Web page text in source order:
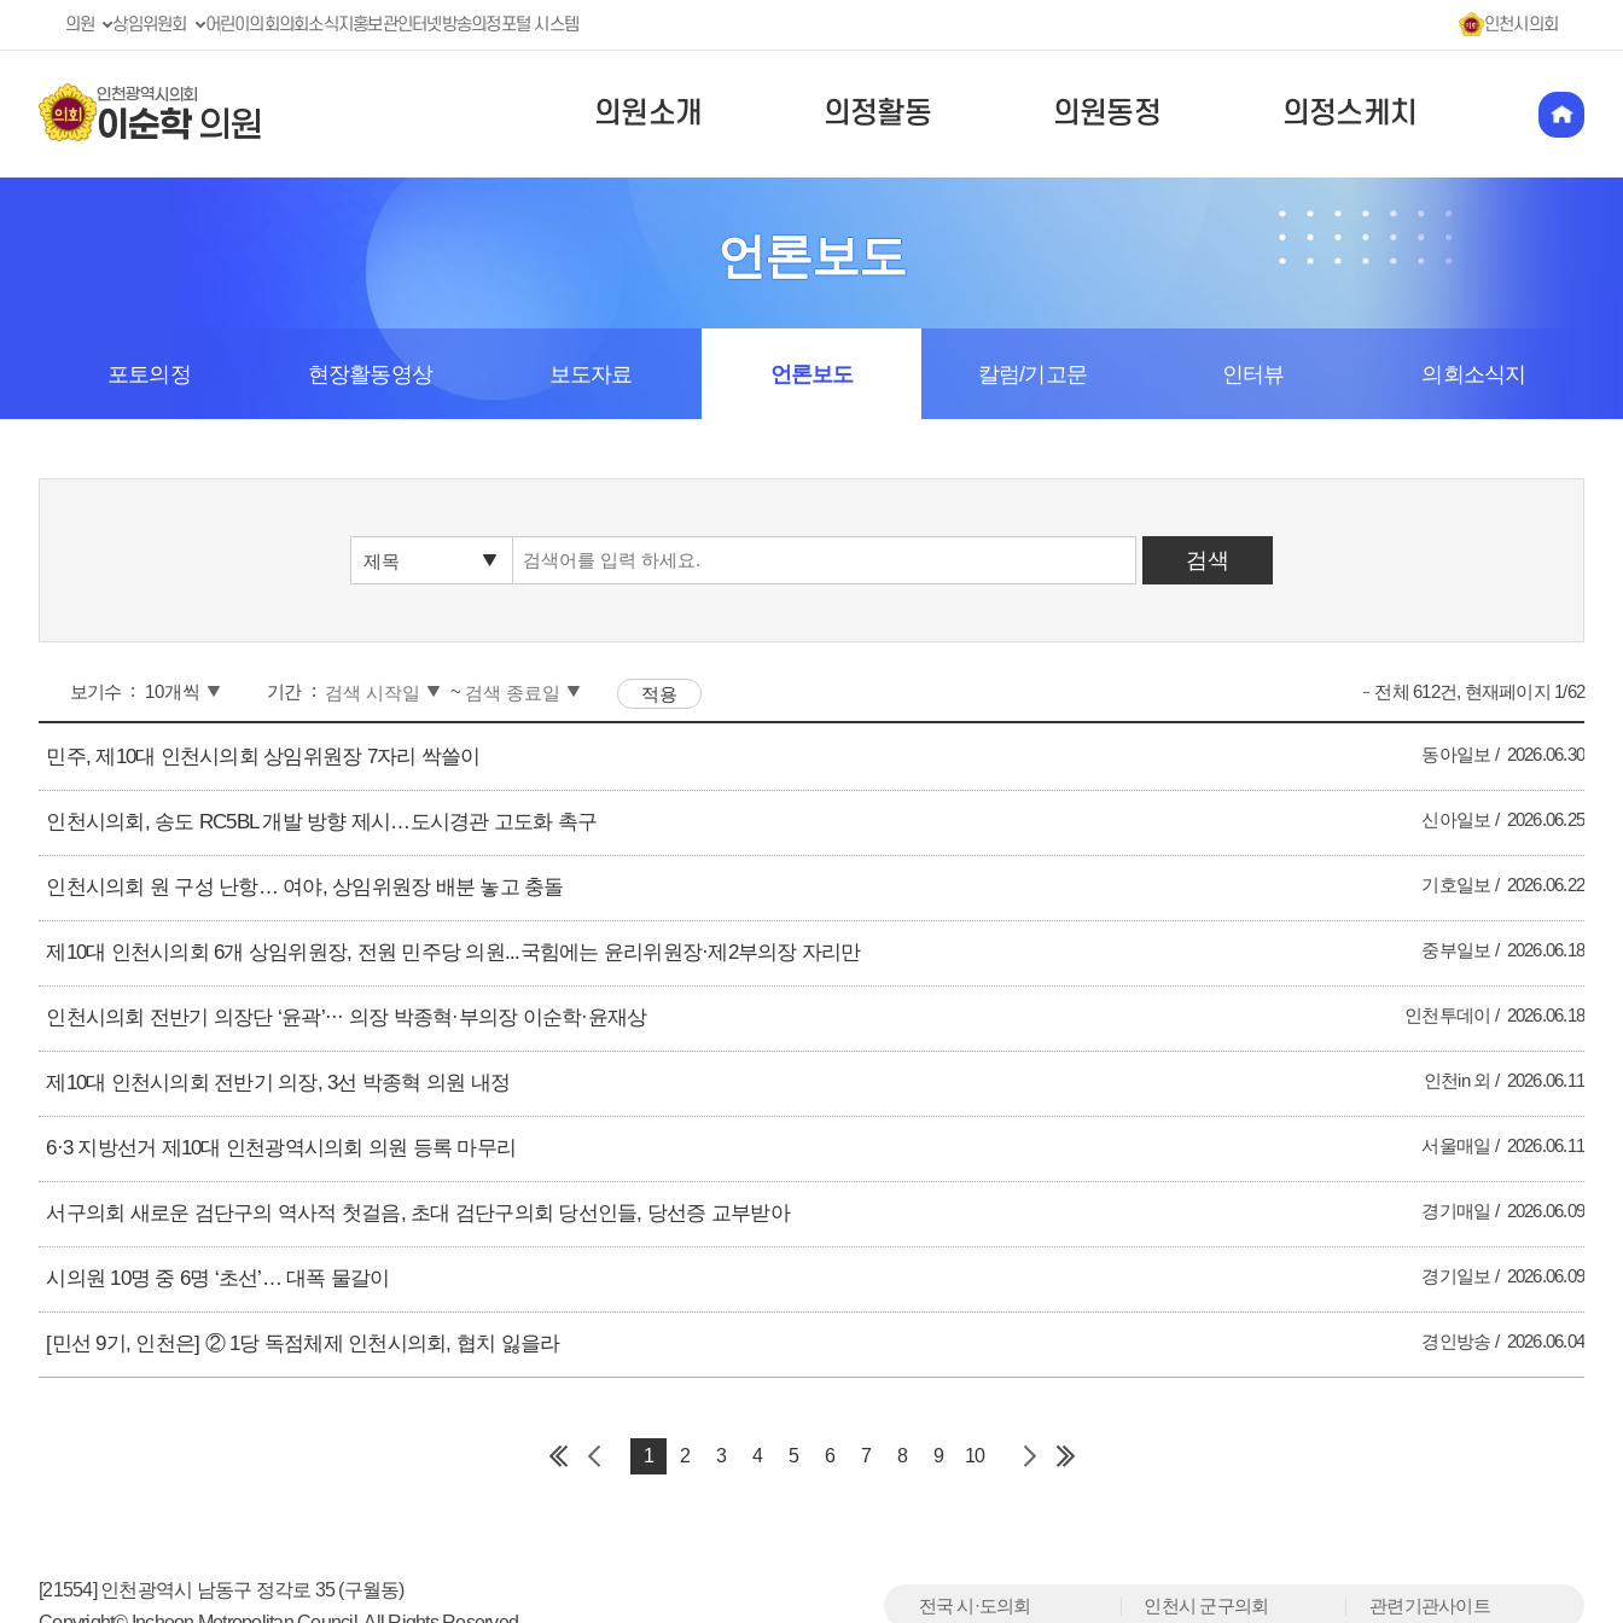
의원 상임위원회 어린이의회의회소식지 홍보관인터넷방송의정포털 시스템 인천시의회
인천광역시의회
이순학의원 의원소개 의정활동 의원동정 의정스케치
언론보도
포토의정 현장활동영상 보도자료 언론보도 칼럼/기고문 인터뷰 의회소식지
보기수 기간 ~ 전체 612건, 현재페이지 1/62
민주, 제10대 인천시의회 상임위원장 7자리 싹쓸이 동아일보 2026.06.30
인천시의회, 송도 RC5BL 개발 방향 제시…도시경관 고도화 촉구 신아일보 2026.06.25
인천시의회 원 구성 난항… 여야, 상임위원장 배분 놓고 충돌 기호일보 2026.06.22
제10대 인천시의회 6개 상임위원장, 전원 민주당 의원...국힘에는 윤리위원장·제2부의장 자리만 중부일보 2026.06.18
인천시의회 전반기 의장단 ‘윤곽’··· 의장 박종혁·부의장 이순학·윤재상 인천투데이 2026.06.18
제10대 인천시의회 전반기 의장, 3선 박종혁 의원 내정 인천in 외 2026.06.11
6·3 지방선거 제10대 인천광역시의회 의원 등록 마무리 서울매일 2026.06.11
서구의회 새로운 검단구의 역사적 첫걸음, 초대 검단구의회 당선인들, 당선증 교부받아 경기매일 2026.06.09
시의원 10명 중 6명 ‘초선’… 대폭 물갈이 경기일보 2026.06.09
[민선 9기, 인천은] ② 1당 독점체제 인천시의회, 협치 잃을라 경인방송 2026.06.04
1 2 3 4 5 6 7 8 9 10
[21554] 인천광역시 남동구 정각로 35 (구월동)
전국 시·도의회 인천시 군구의회 관련기관사이트